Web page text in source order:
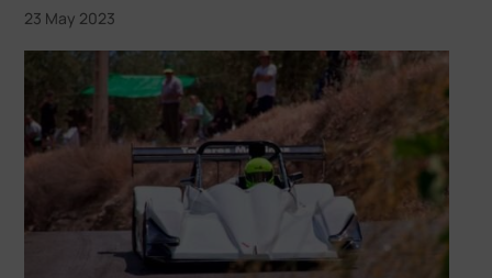
23 May 2023